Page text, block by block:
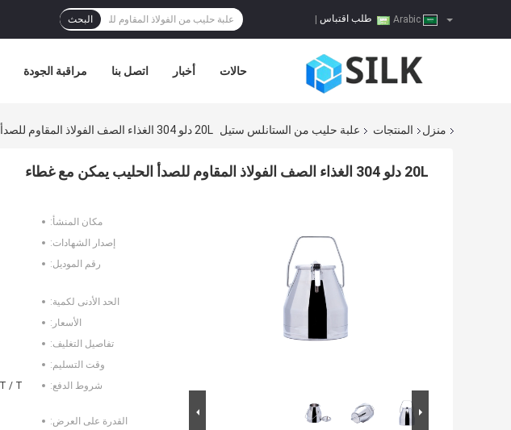
طلب اقتباس البحث
مراقبة الجودة اتصل بنا أخبار حالات
منزل المنتجات علبة حليب من الستانلس ستيل 20L دلو 304 الغذاء الصف الفولاذ المقاوم للصدأ الحليب يمكن مع غطاء
20L دلو 304 الغذاء الصف الفولاذ المقاوم للصدأ الحليب يمكن مع غطاء
مكان المنشأ:
إصدار الشهادات:
رقم الموديل:
الحد الأدنى لكمية:
الأسعار:
تفاصيل التغليف:
وقت التسليم:
شروط الدفع:
القدرة على العرض: